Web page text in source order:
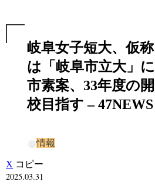
岐阜女子短大、仮称
は「岐阜市立大」に
市素案、33年度の開
校目指す – 47NEWS
情報
X コピー
2025.03.31